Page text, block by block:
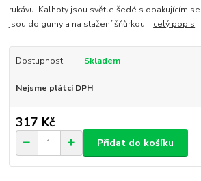
rukávu. Kalhoty jsou světle šedé s opakujícím
jsou do gumy a na stažení šňůrkou... celý popis
Dostupnost Skladem
Nejsme plátci DPH
317 Kč
Přidat do košíku